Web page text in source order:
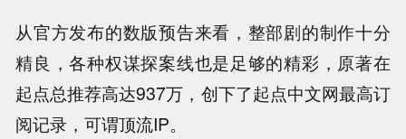
从官方发布的数版预告来看，整部剧的制作十分
精良，各种权谋探案线也是足够的精彩，原著在
起点总推荐高达937万，创下了起点中文网最高订
阅记录，可谓顶流IP。